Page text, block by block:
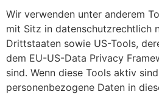
Wir verwenden unter anderem
mit Sitz in datenschutzrechtlich
Drittstaaten sowie US-Tools,
dem EU-US-Data Privacy
sind. Wenn diese Tools aktiv
personenbezogene Daten in